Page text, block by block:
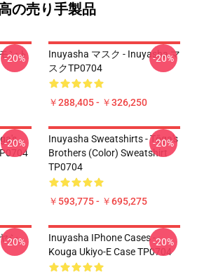
の売り手製品
ント
-20%
Inuyasha マスク - Inuyasha マ
スクTP0704
￥288,405 - ￥326,250
-20%
-20%
Inuyasha Sweatshirts - Tōga's
Brothers (color) Sweatshirt
TP0704
￥593,775 - ￥695,275
-20%
シ
-20%
Inuyasha IPhone Cases -
Kouga Ukiyo-E Case TP0704
-20%